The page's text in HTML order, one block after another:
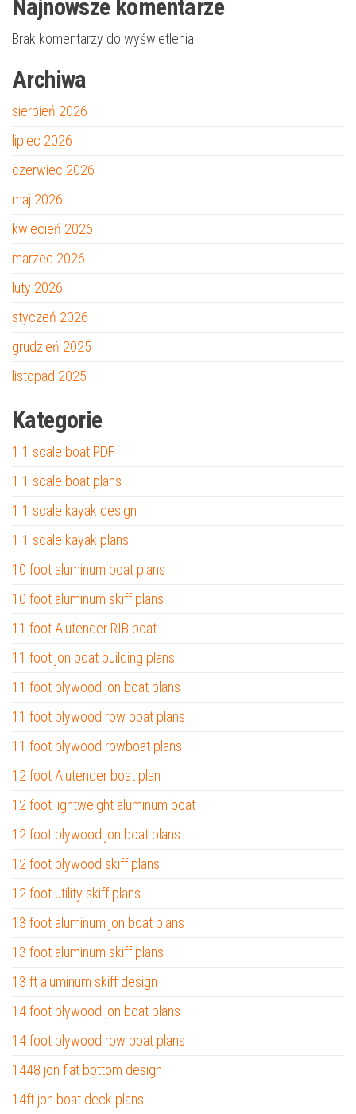
Najnowsze komentarze
Brak komentarzy do wyświetlenia.
Archiwa
sierpień 2026
lipiec 2026
czerwiec 2026
maj 2026
kwiecień 2026
marzec 2026
luty 2026
styczeń 2026
grudzień 2025
listopad 2025
Kategorie
1 1 scale boat PDF
1 1 scale boat plans
1 1 scale kayak design
1 1 scale kayak plans
10 foot aluminum boat plans
10 foot aluminum skiff plans
11 foot Alutender RIB boat
11 foot jon boat building plans
11 foot plywood jon boat plans
11 foot plywood row boat plans
11 foot plywood rowboat plans
12 foot Alutender boat plan
12 foot lightweight aluminum boat
12 foot plywood jon boat plans
12 foot plywood skiff plans
12 foot utility skiff plans
13 foot aluminum jon boat plans
13 foot aluminum skiff plans
13 ft aluminum skiff design
14 foot plywood jon boat plans
14 foot plywood row boat plans
1448 jon flat bottom design
14ft jon boat deck plans